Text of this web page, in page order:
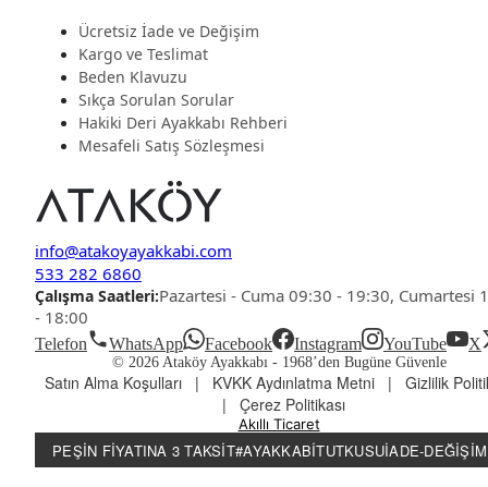
Ücretsiz İade ve Değişim
Kargo ve Teslimat
Beden Klavuzu
Sıkça Sorulan Sorular
Hakiki Deri Ayakkabı Rehberi
Mesafeli Satış Sözleşmesi
info@atakoyayakkabi.com
533 282 6860
Çalışma Saatleri:Pazartesi - Cuma 09:30 - 19:30, Cumartesi
- 18:00
Telefon WhatsApp Facebook Instagram YouTube X
© 2026 Ataköy Ayakkabı - 1968’den Bugüne Güvenle
Satın Alma Koşulları | KVKK Aydınlatma Metni |
Gizlilik
|
Çerez Politikası
Akıllı Ticaret
PEŞIN FIYATINA 3 TAKSIT#AYAKKABITUTKUSUİADE-DEĞIŞIM